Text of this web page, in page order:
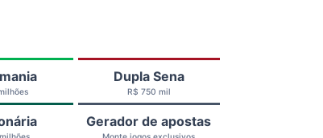
Dupla Sena
R$ 750 mil
Gerador de apostas